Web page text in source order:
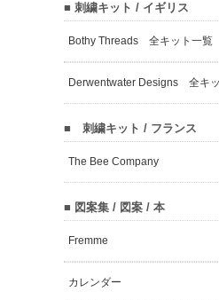
■ 刺繍キット / イギリス
Bothy Threads 全キット一覧
Derwentwater Designs 全キ
■ 刺繍キット / フランス
The Bee Company
■ 図案集 / 図案 / 本
Fremme
カレンダー